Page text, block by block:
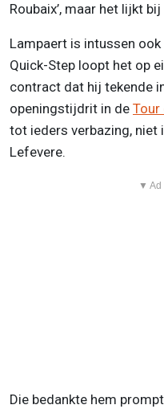
Roubaix’, maar het lijkt
Lampaert is intussen
Quick-Step loopt het op
contract dat hij tekende
openingstijdrit in de Tour
tot ieders verbazing, niet
Lefevere.
▼ Ad
Die bedankte hem